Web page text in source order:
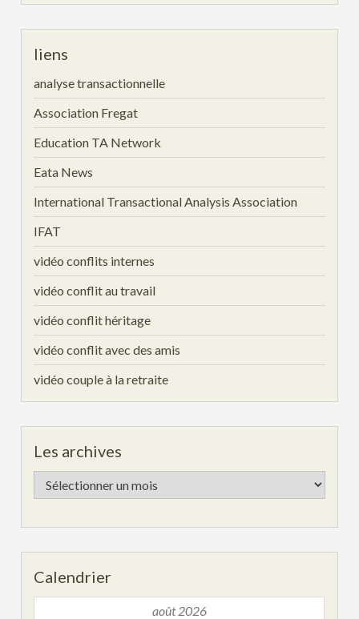
liens
analyse transactionnelle
Association Fregat
Education TA Network
Eata News
International Transactional Analysis Association
IFAT
vidéo conflits internes
vidéo conflit au travail
vidéo conflit héritage
vidéo conflit avec des amis
vidéo couple à la retraite
Les archives
Les
archives
Calendrier
août 2026